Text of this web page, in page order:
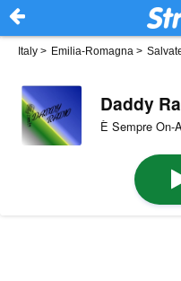
Italy > Emilia-Romagna >
Daddy
È Sempre On-